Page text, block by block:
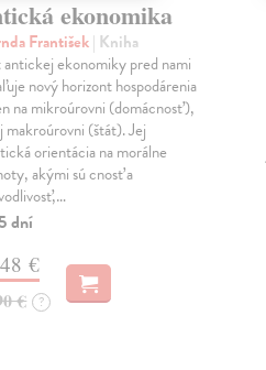
ekonomika
František| Kniha
antickej ekonomiky pred nami
nový horizont hospodárenia
na mikroúrovni (domácnosť),
makroúrovni (štát). Jej
orientácia na morálne
akými sú cnosť a
dní
€
€ ?